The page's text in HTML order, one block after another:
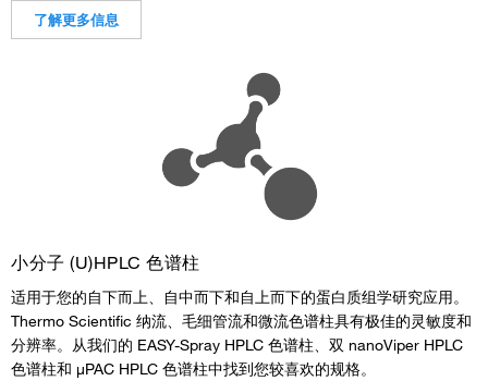
了解更多信息
小分子 (U)HPLC 色谱柱
适用于您的自下而上、自中而下和自上而下的蛋白质组学研究应用。
Thermo Scientific 纳流、毛细管流和微流色谱柱具有极佳的灵敏度和
分辨率。从我们的 EASY-Spray HPLC 色谱柱、双 nanoViper HPLC
色谱柱和 µPAC HPLC 色谱柱中找到您较喜欢的规格。